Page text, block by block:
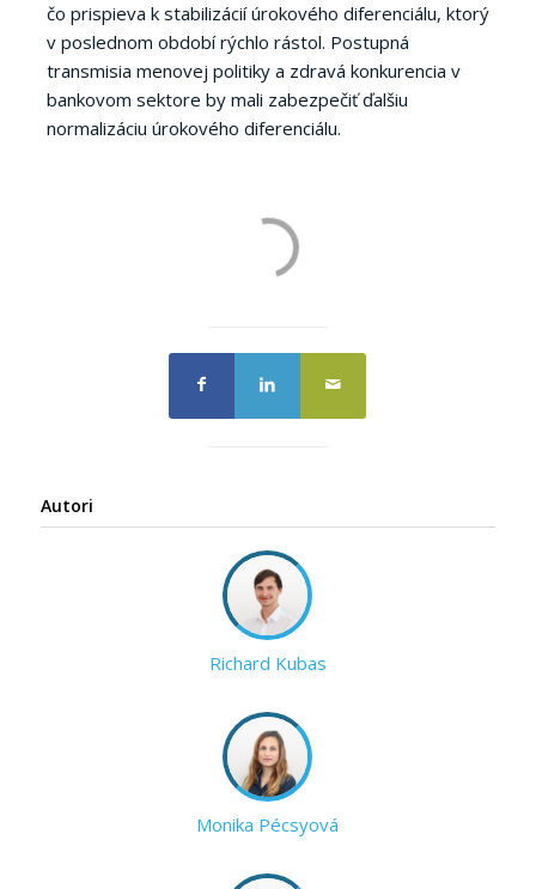
čo prispieva k stabilizácií úrokového diferenciálu, ktorý
v poslednom období rýchlo rástol. Postupná
transmisia menovej politiky a zdravá konkurencia v
bankovom sektore by mali zabezpečiť ďalšiu
normalizáciu úrokového diferenciálu.
Autori
Richard Kubas
Monika Pécsyová